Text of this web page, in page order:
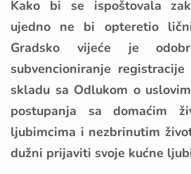
Kako bi se ispoštovala
ujedno ne bi opteretio
Gradsko vijeće je
subvencioniranje
skladu sa Odlukom o
postupanja sa domaćim
ljubimcima i nezbrinutim
dužni prijaviti svoje kućne